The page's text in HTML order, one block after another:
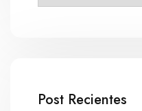
Post Recientes